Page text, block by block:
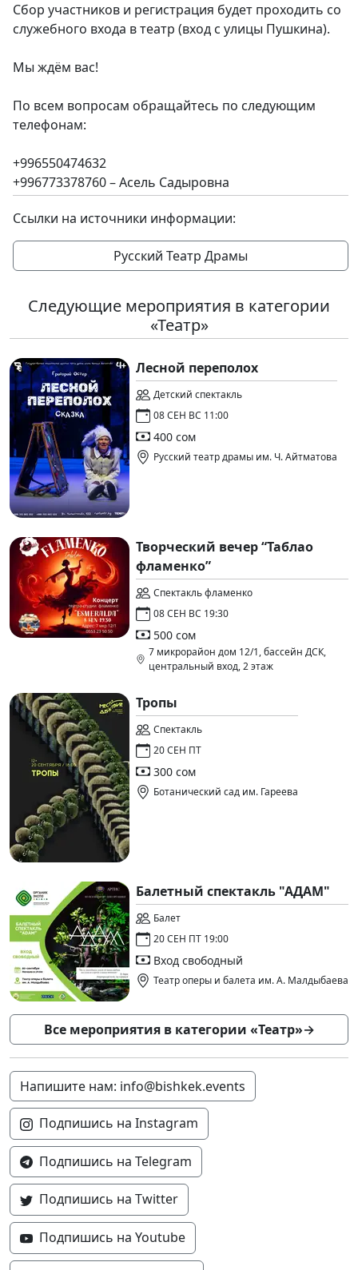
Сбор участников и регистрация будет проходить со
служебного входа в театр (вход с улицы Пушкина).
Мы ждём вас!
По всем вопросам обращайтесь по следующим
телефонам:
+996550474632
+996773378760 – Асель Садыровна
Ссылки на источники информации:
Русский Театр Драмы
Следующие мероприятия в категории
«Театр»
Лесной переполох
Детский спектакль
08 СЕН ВС 11:00
400 сом
Русский театр драмы им. Ч. Айтматова
Творческий вечер “Таблао
фламенко”
Спектакль фламенко
08 СЕН ВС 19:30
500 сом
7 микрорайон дом 12/1, бассейн ДСК,
центральный вход, 2 этаж
Тропы
Спектакль
20 СЕН ПТ
300 сом
Ботанический сад им. Гареева
Балетный спектакль "АДАМ"
Балет
20 СЕН ПТ 19:00
Вход свободный
Театр оперы и балета им. А. Малдыбаева
Все мероприятия в категории «Театр»→
Напишите нам: info@bishkek.events
Подпишись на Instagram
Подпишись на Telegram
Подпишись на Twitter
Подпишись на Youtube